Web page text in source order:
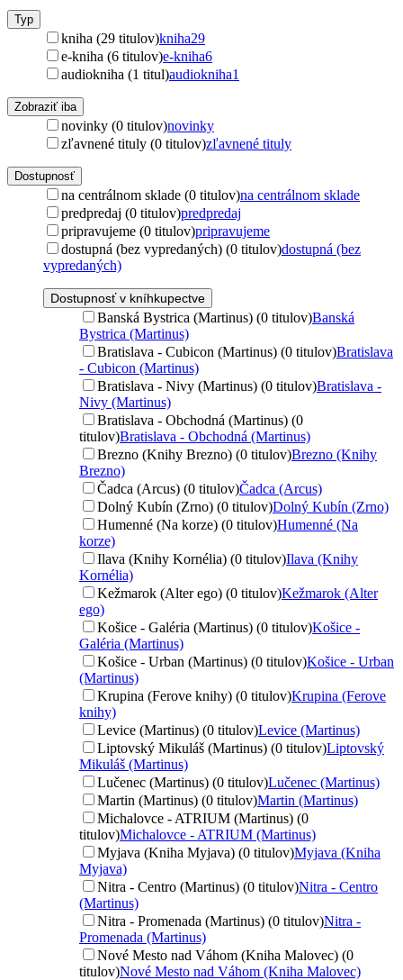
Typ
kniha (29 titulov)kniha29
e-kniha (6 titulov)e-kniha6
audiokniha (1 titul)audiokniha1
Zobraziť iba
novinky (0 titulov)novinky
zľavnené tituly (0 titulov)zľavnené tituly
Dostupnosť
na centrálnom sklade (0 titulov)na centrálnom sklade
predpredaj (0 titulov)predpredaj
pripravujeme (0 titulov)pripravujeme
dostupná (bez vypredaných) (0 titulov)dostupná (bez
vypredaných)
Dostupnosť v kníhkupectve
Banská Bystrica (Martinus) (0 titulov)Banská
Bystrica (Martinus)
Bratislava - Cubicon (Martinus) (0 titulov)Bratislava
- Cubicon (Martinus)
Bratislava - Nivy (Martinus) (0 titulov)Bratislava -
Nivy (Martinus)
Bratislava - Obchodná (Martinus) (0
titulov)Bratislava - Obchodná (Martinus)
Brezno (Knihy Brezno) (0 titulov)Brezno (Knihy
Brezno)
Čadca (Arcus) (0 titulov)Čadca (Arcus)
Dolný Kubín (Zrno) (0 titulov)Dolný Kubín (Zrno)
Humenné (Na korze) (0 titulov)Humenné (Na
korze)
Ilava (Knihy Kornélia) (0 titulov)Ilava (Knihy
Kornélia)
Kežmarok (Alter ego) (0 titulov)Kežmarok (Alter
ego)
Košice - Galéria (Martinus) (0 titulov)Košice -
Galéria (Martinus)
Košice - Urban (Martinus) (0 titulov)Košice - Urban
(Martinus)
Krupina (Ferove knihy) (0 titulov)Krupina (Ferove
knihy)
Levice (Martinus) (0 titulov)Levice (Martinus)
Liptovský Mikuláš (Martinus) (0 titulov)Liptovský
Mikuláš (Martinus)
Lučenec (Martinus) (0 titulov)Lučenec (Martinus)
Martin (Martinus) (0 titulov)Martin (Martinus)
Michalovce - ATRIUM (Martinus) (0
titulov)Michalovce - ATRIUM (Martinus)
Myjava (Kniha Myjava) (0 titulov)Myjava (Kniha
Myjava)
Nitra - Centro (Martinus) (0 titulov)Nitra - Centro
(Martinus)
Nitra - Promenada (Martinus) (0 titulov)Nitra -
Promenada (Martinus)
Nové Mesto nad Váhom (Kniha Malovec) (0
titulov)Nové Mesto nad Váhom (Kniha Malovec)